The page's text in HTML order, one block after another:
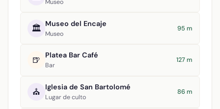
Museo
🏛️ Museo del Encaje
Museo
95 m
🍺 Platea Bar Café
Bar
127 m
⛪ Iglesia de San Bartolomé
Lugar de culto
86 m